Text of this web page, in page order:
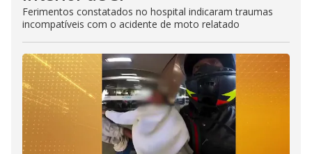
Ferimentos constatados no hospital indicaram traumas
incompatíveis com o acidente de moto relatado